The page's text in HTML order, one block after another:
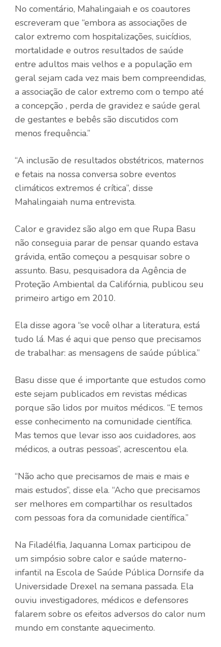
No comentário, Mahalingaiah e os coautores
escreveram que “embora as associações de
calor extremo com hospitalizações, suicídios,
mortalidade e outros resultados de saúde
entre adultos mais velhos e a população em
geral sejam cada vez mais bem compreendidas,
a associação de calor extremo com o tempo até
a concepção , perda de gravidez e saúde geral
de gestantes e bebês são discutidos com
menos frequência.”
“A inclusão de resultados obstétricos, maternos
e fetais na nossa conversa sobre eventos
climáticos extremos é crítica”, disse
Mahalingaiah numa entrevista.
Calor e gravidez são algo em que Rupa Basu
não conseguia parar de pensar quando estava
grávida, então começou a pesquisar sobre o
assunto. Basu, pesquisadora da Agência de
Proteção Ambiental da Califórnia, publicou seu
primeiro artigo em 2010.
Ela disse agora “se você olhar a literatura, está
tudo lá. Mas é aqui que penso que precisamos
de trabalhar: as mensagens de saúde pública.”
Basu disse que é importante que estudos como
este sejam publicados em revistas médicas
porque são lidos por muitos médicos. “E temos
esse conhecimento na comunidade científica.
Mas temos que levar isso aos cuidadores, aos
médicos, a outras pessoas”, acrescentou ela.
“Não acho que precisamos de mais e mais e
mais estudos”, disse ela. “Acho que precisamos
ser melhores em compartilhar os resultados
com pessoas fora da comunidade científica.”
Na Filadélfia, Jaquanna Lomax participou de
um simpósio sobre calor e saúde materno-
infantil na Escola de Saúde Pública Dornsife da
Universidade Drexel na semana passada. Ela
ouviu investigadores, médicos e defensores
falarem sobre os efeitos adversos do calor num
mundo em constante aquecimento.